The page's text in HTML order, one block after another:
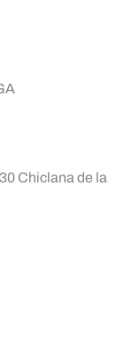
Chiclana de la